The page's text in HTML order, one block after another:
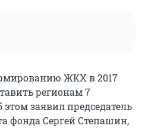
ЖКХ в 2017
регионам 7
заявил председатель
фонда Сергей Степашин,